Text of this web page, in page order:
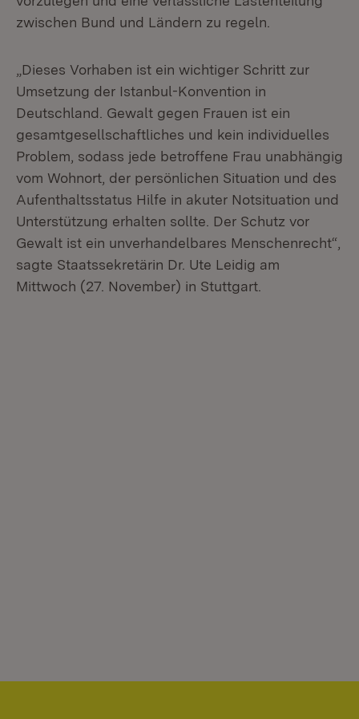
zwischen Bund und Ländern zu regeln.
„Dieses Vorhaben ist ein wichtiger Schritt zur
Umsetzung der Istanbul-Konvention in
Deutschland. Gewalt gegen Frauen ist ein
gesamtgesellschaftliches und kein individuelles
Problem, sodass jede betroffene Frau unabhängig
vom Wohnort, der persönlichen Situation und des
Aufenthaltsstatus Hilfe in akuter Notsituation und
Unterstützung erhalten sollte. Der Schutz vor
Gewalt ist ein unverhandelbares Menschenrecht“,
sagte Staatssekretärin Dr. Ute Leidig am
Mittwoch (27. November) in Stuttgart.